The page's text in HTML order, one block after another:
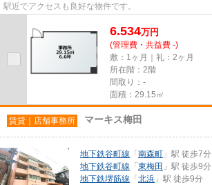
駅近でアクセスも良好な物件です。
6.534万円
(管理費・共益費 -)
敷：1ヶ月｜礼：2ヶ月
所在階：2階
間取り：-
面積：29.15㎡
賃貸｜店舗事務所 マーキス梅田
地下鉄谷町線 「 南森町 」駅 徒歩7分
地下鉄谷町線 「 東梅田 」駅 徒歩9分
地下鉄堺筋線 「 北浜 」駅 徒歩9分